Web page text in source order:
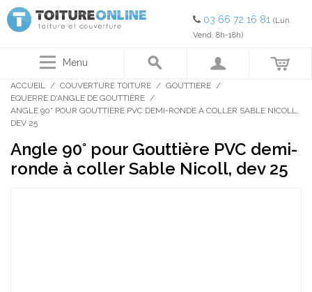
03 66 72 16 81 (Lun.
Vend. 8h-18h)
Menu
ACCUEIL / COUVERTURE TOITURE / GOUTTIÈRE /
EQUERRE D'ANGLE DE GOUTTIÈRE /
ANGLE 90° POUR GOUTTIÈRE PVC DEMI-RONDE À COLLER SABLE NICOLL,
DEV 25
Angle 90° pour Gouttière PVC demi-
ronde à coller Sable Nicoll, dev 25